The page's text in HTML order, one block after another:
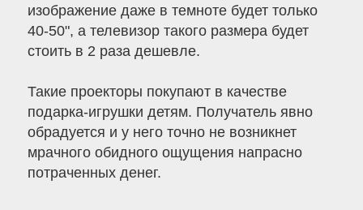
изображение даже в темноте будет только
40-50", а телевизор такого размера будет
стоить в 2 раза дешевле.
Такие проекторы покупают в качестве
подарка-игрушки детям. Получатель явно
обрадуется и у него точно не возникнет
мрачного обидного ощущения напрасно
потраченных денег.